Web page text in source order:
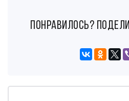
понравилось?